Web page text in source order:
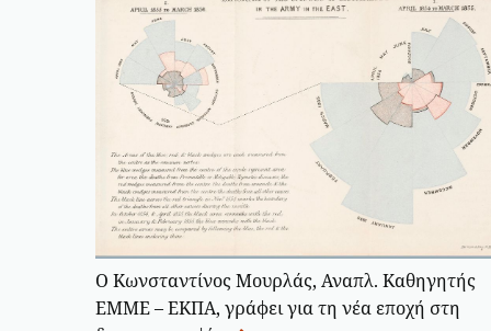
Ο Κωνσταντίνος Μουρλάς, Αναπλ. Καθηγητής
ΕΜΜΕ – ΕΚΠΑ, γράφει για τη νέα εποχή στη